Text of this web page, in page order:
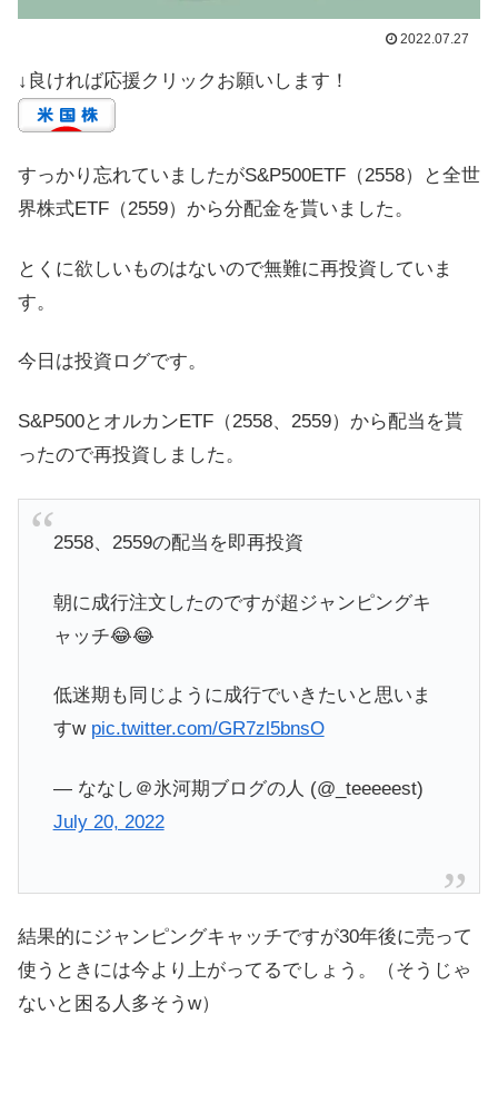
2022.07.27
↓良ければ応援クリックお願いします！
すっかり忘れていましたがS&P500ETF（2558）と全世
界株式ETF（2559）から分配金を貰いました。
とくに欲しいものはないので無難に再投資していま
す。
今日は投資ログです。
S&P500とオルカンETF（2558、2559）から配当を貰
ったので再投資しました。
2558、2559の配当を即再投資
朝に成行注文したのですが超ジャンピングキ
ャッチ😂😂
低迷期も同じように成行でいきたいと思いま
すw pic.twitter.com/GR7zl5bnsO
— ななし＠氷河期ブログの人 (@_teeeeest)
July 20, 2022
結果的にジャンピングキャッチですが30年後に売って
使うときには今より上がってるでしょう。（そうじゃ
ないと困る人多そうw）